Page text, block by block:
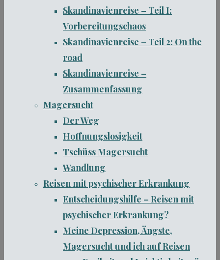
Skandinavienreise – Teil I:
Vorbereitungschaos
Skandinavienreise – Teil 2: On the
road
Skandinavienreise –
Zusammenfassung
Magersucht
Der Weg
Hoffnungslosigkeit
Tschüss Magersucht
Wandlung
Reisen mit psychischer Erkrankung
Entscheidungshilfe – Reisen mit
psychischer Erkrankung?
Meine Depression, Ängste,
Magersucht und ich auf Reisen